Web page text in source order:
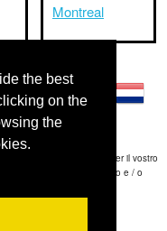
the best
on the
the
Montreal
la nostra migliore stima e per il vostro
di eventuali ritardi viaggio e / o